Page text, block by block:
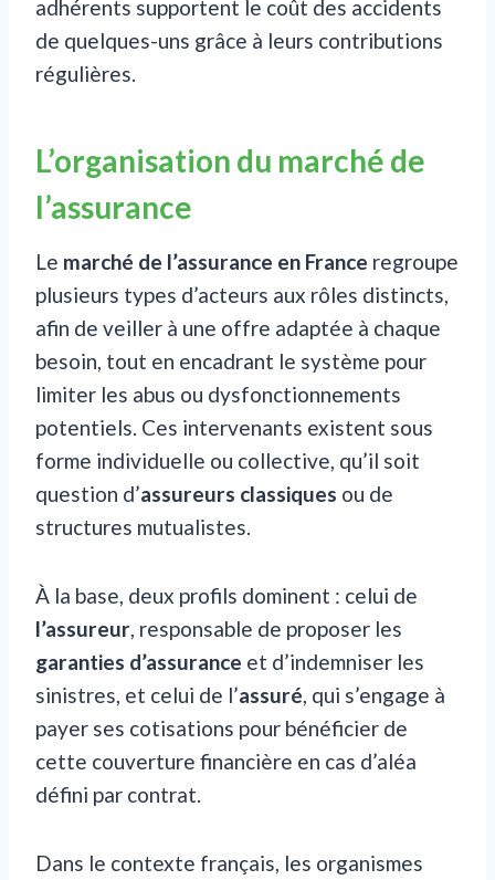
adhérents supportent le coût des accidents
de quelques-uns grâce à leurs contributions
régulières.
L’organisation du marché de
l’assurance
Le marché de l’assurance en France regroupe
plusieurs types d’acteurs aux rôles distincts,
afin de veiller à une offre adaptée à chaque
besoin, tout en encadrant le système pour
limiter les abus ou dysfonctionnements
potentiels. Ces intervenants existent sous
forme individuelle ou collective, qu’il soit
question d’assureurs classiques ou de
structures mutualistes.
À la base, deux profils dominent : celui de
l’assureur, responsable de proposer les
garanties d’assurance et d’indemniser les
sinistres, et celui de l’assuré, qui s’engage à
payer ses cotisations pour bénéficier de
cette couverture financière en cas d’aléa
défini par contrat.
Dans le contexte français, les organismes